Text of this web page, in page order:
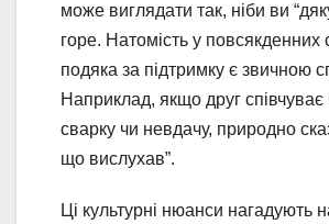
може виглядати так, ніби ви
горе. Натомість у повсякденних
подяка за підтримку є звичною
Наприклад, якщо друг співчуває
сварку чи невдачу, природно
що вислухав”.
Ці культурні нюанси нагадують